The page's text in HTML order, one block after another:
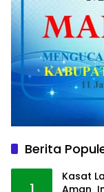
Berita
Kasat